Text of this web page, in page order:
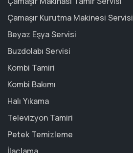
Çamaşır Kurutma Makinesi Servisi
Beyaz Eşya Servisi
Buzdolabı Servisi
Kombi Tamiri
Kombi Bakımı
Halı Yıkama
Televizyon Tamiri
Petek Temizleme